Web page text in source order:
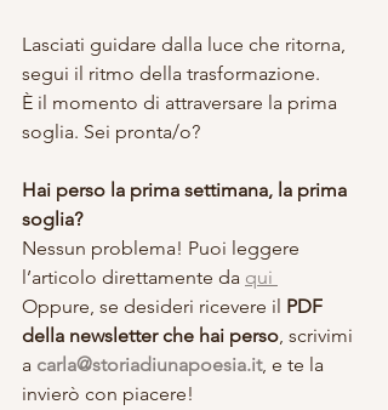
Lasciati guidare dalla luce che ritorna,
segui il ritmo della trasformazione.
È il momento di attraversare la prima
soglia. Sei pronta/o?
Hai perso la prima settimana, la prima
soglia?
Nessun problema! Puoi leggere
l’articolo direttamente da qui
Oppure, se desideri ricevere il PDF
della newsletter che hai perso, scrivimi
a carla@storiadiunapoesia.it, e te la
invierò con piacere!